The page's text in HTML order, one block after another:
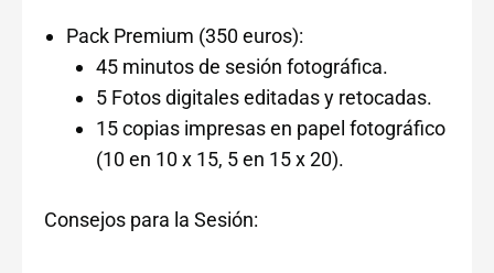
Pack Premium (350 euros):
45 minutos de sesión fotográfica.
5 Fotos digitales editadas y retocadas.
15 copias impresas en papel fotográfico
(10 en 10 x 15, 5 en 15 x 20).
Consejos para la Sesión: